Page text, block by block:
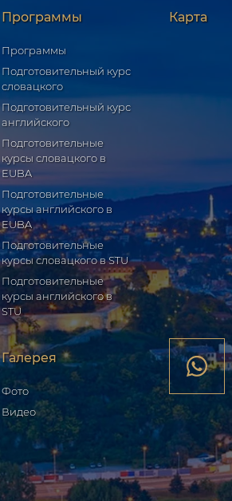
Программы
Программы
Подготовительный курс
словацкого
Подготовительный курс
английского
Подготовительные
курсы словацкого в
EUBA
Подготовительные
курсы английского в
EUBA
Подготовительные
курсы словацкого в STU
Подготовительные
курсы английского в
STU
Галерея
Фото
Видео
Карта